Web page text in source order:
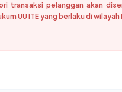
transaksi pelanggan akan
UU ITE yang berlaku di wilayah